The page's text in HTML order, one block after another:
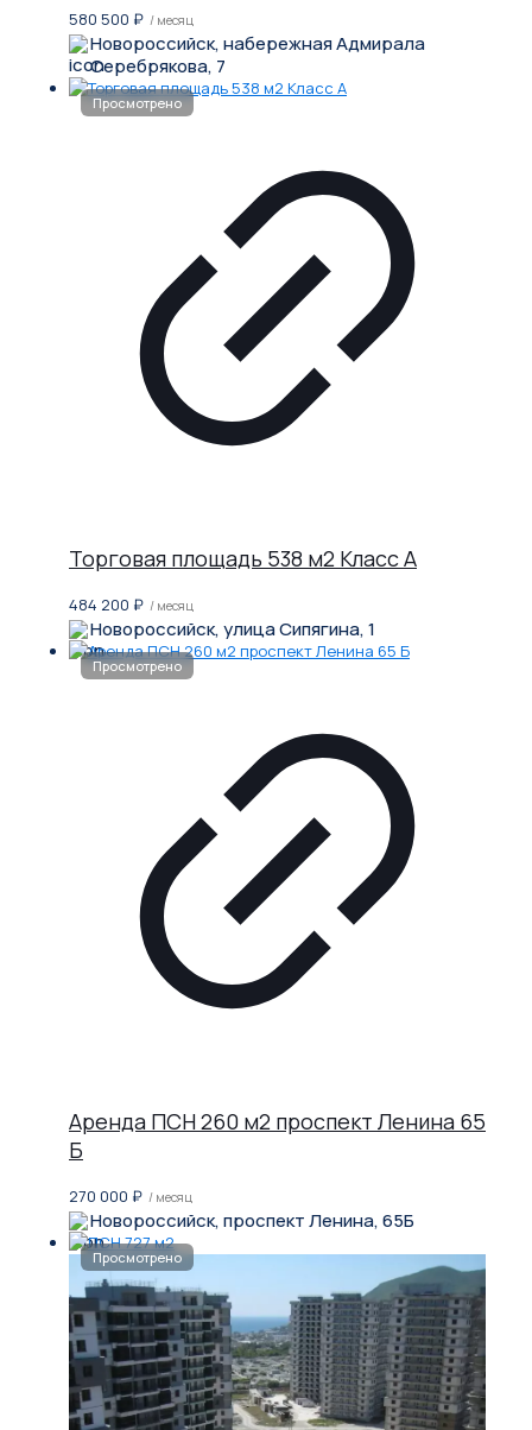
580 500 ₽ / месяц
Новороссийск, набережная Адмирала
Серебрякова, 7
Торговая площадь 538 м2 Класс A
484 200 ₽ / месяц
Новороссийск, улица Сипягина, 1
Аренда ПСН 260 м2 проспект Ленина 65
Б
270 000 ₽ / месяц
Новороссийск, проспект Ленина, 65Б